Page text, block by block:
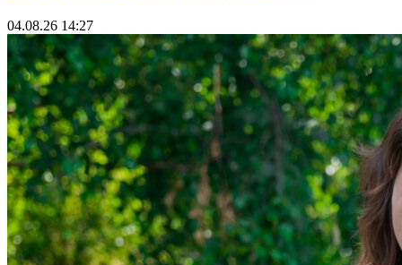
04.08.26 14:27